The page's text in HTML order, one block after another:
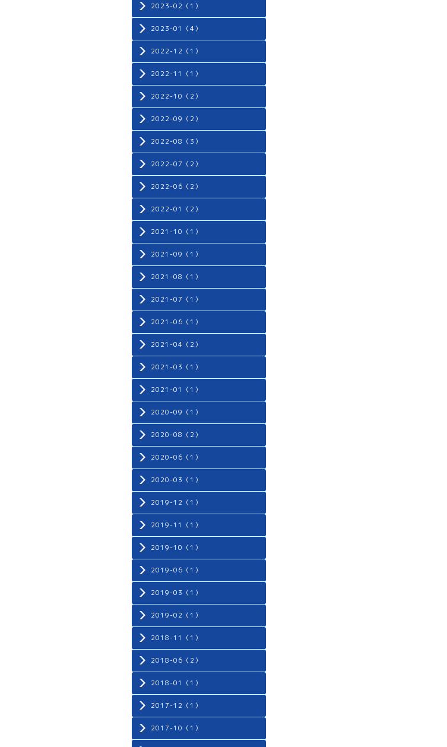
2023-02（1）
2023-01（4）
2022-12（1）
2022-11（1）
2022-10（2）
2022-09（2）
2022-08（3）
2022-07（2）
2022-06（2）
2022-01（2）
2021-10（1）
2021-09（1）
2021-08（1）
2021-07（1）
2021-06（1）
2021-04（2）
2021-03（1）
2021-01（1）
2020-09（1）
2020-08（2）
2020-06（1）
2020-03（1）
2019-12（1）
2019-11（1）
2019-10（1）
2019-06（1）
2019-03（1）
2019-02（1）
2018-11（1）
2018-06（2）
2018-01（1）
2017-12（1）
2017-10（1）